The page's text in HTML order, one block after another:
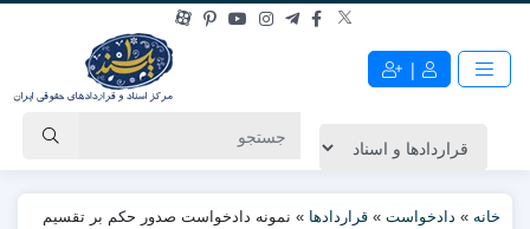
|
خانه » دادخواست » قراردادها » نمونه دادخواست صدور حکم بر تقسیم